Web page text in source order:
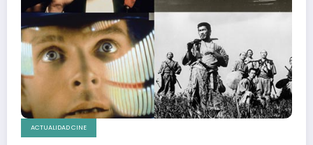
ACTUALIDAD CINE